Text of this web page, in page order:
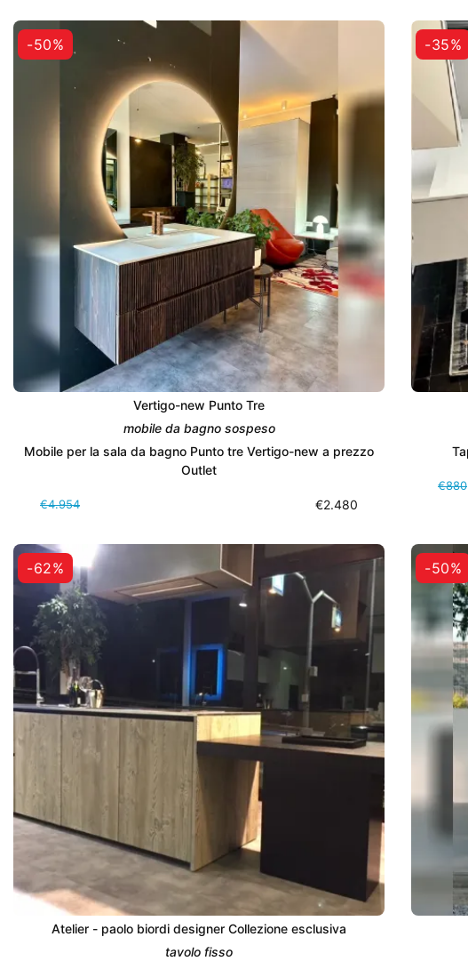
-50%
Vertigo-new Punto Tre
mobile da bagno sospeso
Mobile per la sala da bagno Punto tre Vertigo-new a prezzo
Outlet
€4.954 €2.480
-35%
€880
-62%
Atelier - paolo biordi designer Collezione esclusiva
tavolo fisso
-50%